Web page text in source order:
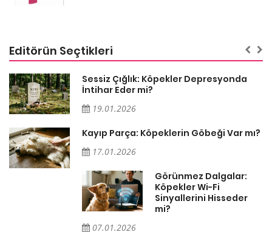
Editörün Seçtikleri
Sessiz Çığlık: Köpekler Depresyonda
İntihar Eder mi?
19.01.2026
Kayıp Parça: Köpeklerin Göbeği Var mı?
17.01.2026
Görünmez Dalgalar:
Köpekler Wi-Fi
Sinyallerini Hisseder
mi?
07.01.2026